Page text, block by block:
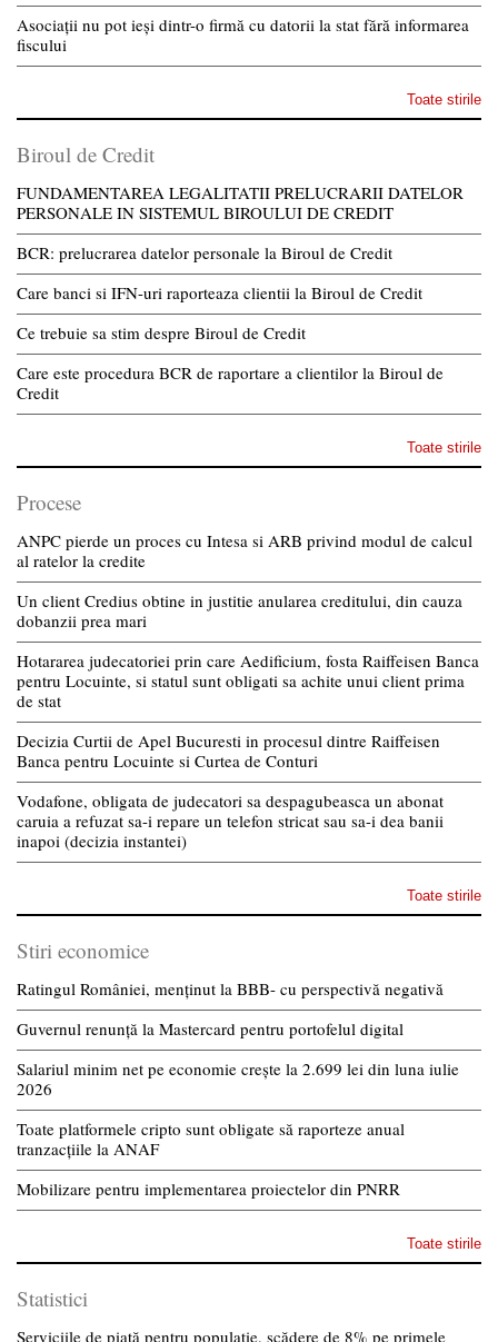
Asociații nu pot ieși dintr-o firmă cu datorii la stat fără informarea
fiscului
Toate stirile
Biroul de Credit
FUNDAMENTAREA LEGALITATII PRELUCRARII DATELOR
PERSONALE IN SISTEMUL BIROULUI DE CREDIT
BCR: prelucrarea datelor personale la Biroul de Credit
Care banci si IFN-uri raporteaza clientii la Biroul de Credit
Ce trebuie sa stim despre Biroul de Credit
Care este procedura BCR de raportare a clientilor la Biroul de
Credit
Toate stirile
Procese
ANPC pierde un proces cu Intesa si ARB privind modul de calcul
al ratelor la credite
Un client Credius obtine in justitie anularea creditului, din cauza
dobanzii prea mari
Hotararea judecatoriei prin care Aedificium, fosta Raiffeisen Banca
pentru Locuinte, si statul sunt obligati sa achite unui client prima
de stat
Decizia Curtii de Apel Bucuresti in procesul dintre Raiffeisen
Banca pentru Locuinte si Curtea de Conturi
Vodafone, obligata de judecatori sa despagubeasca un abonat
caruia a refuzat sa-i repare un telefon stricat sau sa-i dea banii
inapoi (decizia instantei)
Toate stirile
Stiri economice
Ratingul României, menținut la BBB- cu perspectivă negativă
Guvernul renunță la Mastercard pentru portofelul digital
Salariul minim net pe economie crește la 2.699 lei din luna iulie
2026
Toate platformele cripto sunt obligate să raporteze anual
tranzacțiile la ANAF
Mobilizare pentru implementarea proiectelor din PNRR
Toate stirile
Statistici
Serviciile de piață pentru populație, scădere de 8% pe primele